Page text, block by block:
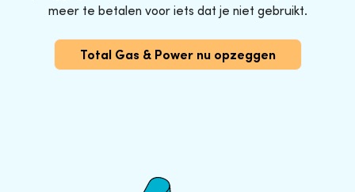
meer te betalen voor iets dat je niet gebruikt.
Total Gas & Power nu opzeggen